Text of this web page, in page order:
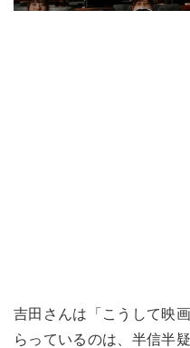
吉田さんは「こうして映
らっているのは、半信半